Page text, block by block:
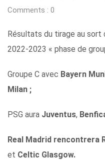
Comments : 0
Résultats du tirage au sort
2022-2023 « phase de
Groupe C avec Bayern
Milan ;
PSG aura Juventus,
Real Madrid rencontrera
et Celtic Glasgow.